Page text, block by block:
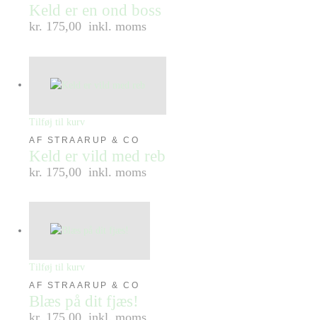
Keld er en ond boss
kr. 175,00 inkl. moms
Tilføj til kurv
AF STRAARUP & CO
Keld er vild med reb
kr. 175,00 inkl. moms
Tilføj til kurv
AF STRAARUP & CO
Blæs på dit fjæs!